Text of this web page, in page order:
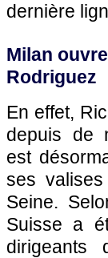
dernière
Milan
Rodriguez
En effet,
depuis de
est
ses
Seine.
Suisse a
dirigeants